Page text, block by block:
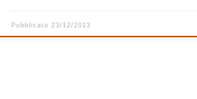
Pubblicato 23/12/2013